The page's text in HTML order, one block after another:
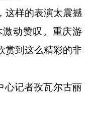
这样的表演太震撼
激动赞叹。重庆游
赏到这么精彩的非
心记者孜瓦尔古丽